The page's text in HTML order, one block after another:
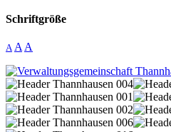
Schriftgröße
A A A